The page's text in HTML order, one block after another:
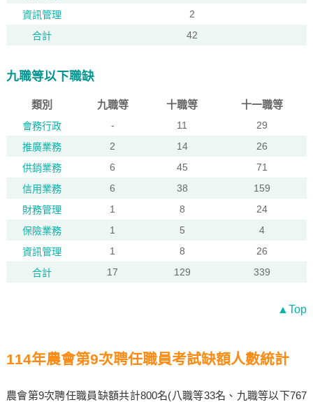
資訊管理
2
合計
42
九職等以下職缺
類別 九職等 十職等 十一職等
會務行政 - 11
29
推廣業務
2 14
26
供銷業務
6 45
71
信用業務
6 38
159
財務管理
1 8
24
保險業務
1 5
4
資訊管理
1 8
26
合計
17 129 339
▲Top
114年農會第9次聘任職員考試缺額人數統計
農會第9次聘任職員缺額共計800名(八職等33名、九職等以下767